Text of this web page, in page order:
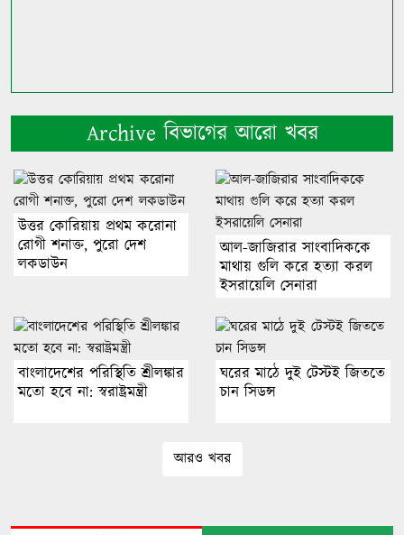
Archive বিভাগের আরো খবর
উত্তর কোরিয়ায় প্রথম করোনা
রোগী শনাক্ত, পুরো দেশ
লকডাউন
আল-জাজিরার সাংবাদিককে
মাথায় গুলি করে হত্যা করল
ইসরায়েলি সেনারা
বাংলাদেশের পরিস্থিতি শ্রীলঙ্কার
মতো হবে না: স্বরাষ্ট্রমন্ত্রী
ঘরের মাঠে দুই টেস্টই জিততে
চান সিডন্স
আরও খবর